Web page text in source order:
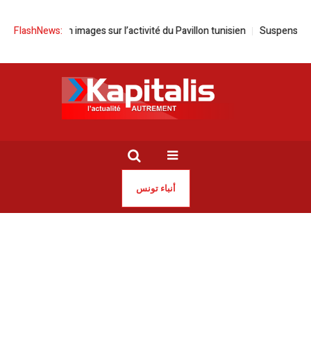
FlashNews:
en images sur l’activité du Pavillon tunisien Suspension des
أنباء تونس